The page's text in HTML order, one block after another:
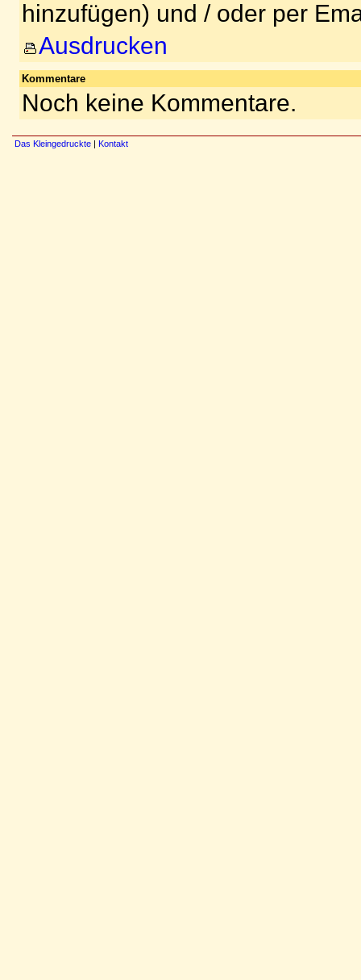
hinzufügen) und / oder per
Ausdrucken
Kommentare
Noch keine Kommentare.
Das Kleingedruckte | Kontakt